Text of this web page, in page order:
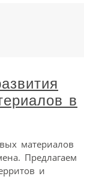
в
материалов
Предлагаем
и